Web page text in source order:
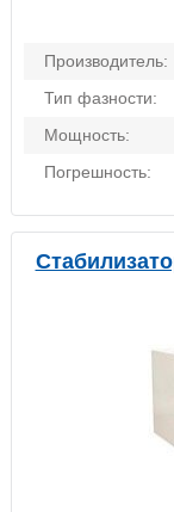
Производитель:
Тип фазности:
Мощность:
Погрешность: